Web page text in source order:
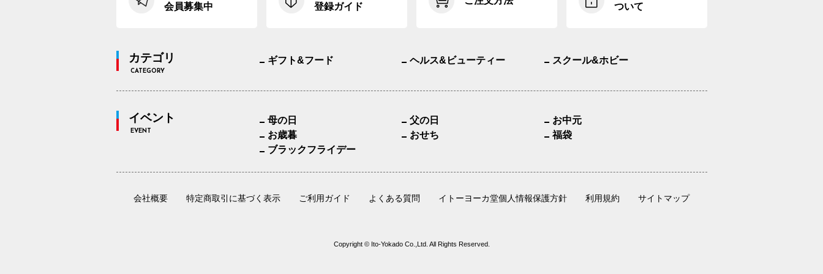
会員募集中 登録ガイド ついて
カテゴリ
CATEGORY
ギフト&フード ヘルス&ビューティー スクール&ホビー
イベント
EVENT
母の日 父の日
お中元
お歳暮
おせち
福袋
ブラックフライデー
会社概要 特定商取引に基づく表示 ご利用ガイド よくある質問 イトーヨーカ堂個人情報保護方針 利用規約 サイトマップ
Copyright © Ito-Yokado Co.,Ltd. All Rights Reserved.